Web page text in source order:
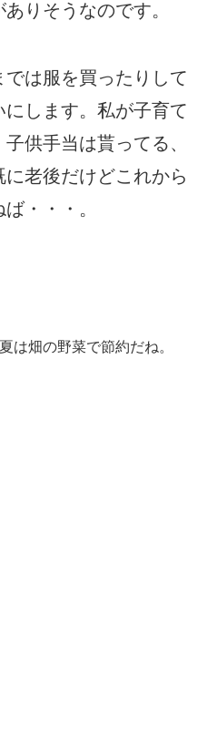
りそうなのです。
は服を買ったりして
します。私が子育て
供手当は貰ってる、
老後だけどこれから
・・・。
は畑の野菜で節約だね。